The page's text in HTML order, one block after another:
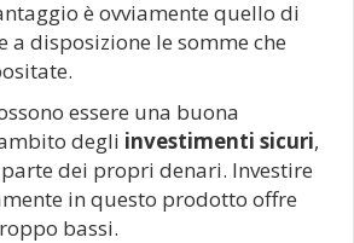
è ovviamente quello di
a disposizione le somme che
essere una buona
degli investimenti sicuri,
dei propri denari. Investire
in questo prodotto offre
bassi.